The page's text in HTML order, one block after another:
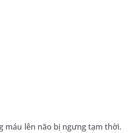
máu lên não bị ngưng tạm thời.